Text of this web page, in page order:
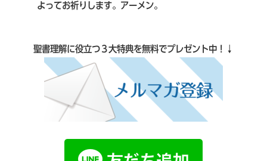
よってお祈りします。アーメン。
聖書理解に役立つ３大特典を無料でプレゼント中！↓